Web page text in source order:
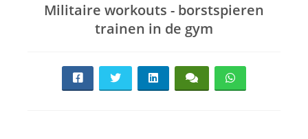
Militaire workouts - borstspieren
trainen in de gym